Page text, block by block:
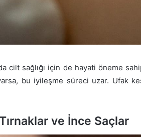
cilt sağlığı için de hayati öneme
bu iyileşme süreci uzar. Ufak
ve İnce Saçlar